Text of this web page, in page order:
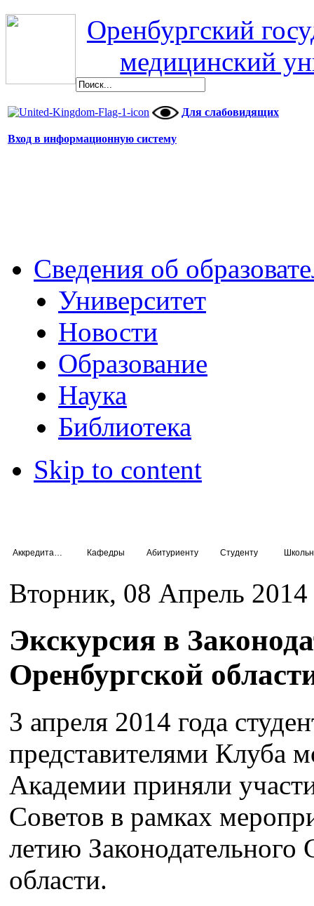
Оренбургский
медицинский
Для слабовидящих
Вход в информационную систему
Сведения об
Университет
Новости
Образование
Наука
Библиотека
Skip to content
Кафедры Абитуриенту Студенту
Вторник, 08 Апрель
Экскурсия в
Оренбургской
3 апреля 2014 года
представителями Клуба
Академии приняли
Советов в рамках
летию
области.